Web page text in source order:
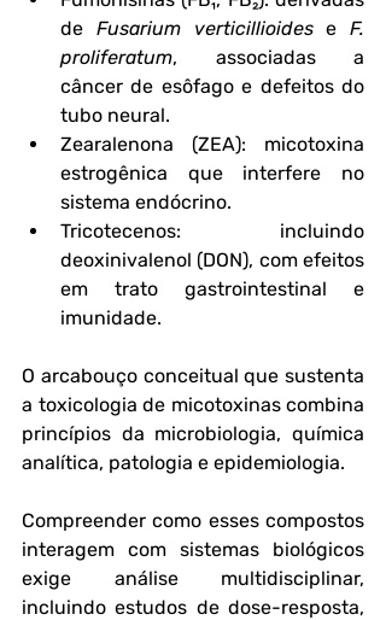
de Fusarium verticillioides e F.
proliferatum, associadas a
câncer de esôfago e defeitos do
tubo neural.
Zearalenona (ZEA): micotoxina
estrogênica que interfere no
sistema endócrino.
Tricotecenos: incluindo
deoxinivalenol (DON), com efeitos
em trato gastrointestinal e
imunidade.
O arcabouço conceitual que sustenta
a toxicologia de micotoxinas combina
princípios da microbiologia, química
analítica, patologia e epidemiologia.
Compreender como esses compostos
interagem com sistemas biológicos
exige análise multidisciplinar,
incluindo estudos de dose-resposta,